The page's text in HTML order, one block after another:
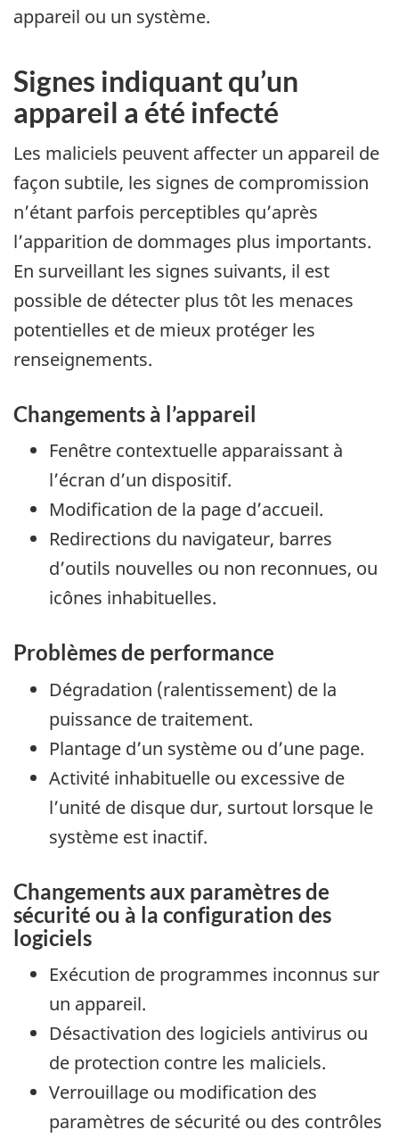
appareil ou un système.
Signes indiquant qu’un
appareil a été infecté
Les maliciels peuvent affecter un appareil de
façon subtile, les signes de compromission
n’étant parfois perceptibles qu’après
l’apparition de dommages plus importants.
En surveillant les signes suivants, il est
possible de détecter plus tôt les menaces
potentielles et de mieux protéger les
renseignements.
Changements à l’appareil
Fenêtre contextuelle apparaissant à
l’écran d’un dispositif.
Modification de la page d’accueil.
Redirections du navigateur, barres
d’outils nouvelles ou non reconnues, ou
icônes inhabituelles.
Problèmes de performance
Dégradation (ralentissement) de la
puissance de traitement.
Plantage d’un système ou d’une page.
Activité inhabituelle ou excessive de
l’unité de disque dur, surtout lorsque le
système est inactif.
Changements aux paramètres de
sécurité ou à la configuration des
logiciels
Exécution de programmes inconnus sur
un appareil.
Désactivation des logiciels antivirus ou
de protection contre les maliciels.
Verrouillage ou modification des
paramètres de sécurité ou des contrôles